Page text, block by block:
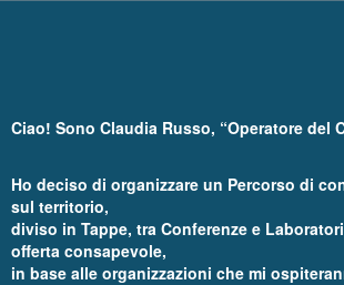
Ciao! Sono Claudia Russo, “Operatore del
Ho deciso di organizzare un Percorso di
sul territorio,
diviso in Tappe, tra Conferenze e
offerta consapevole,
in base alle organizzazioni che mi